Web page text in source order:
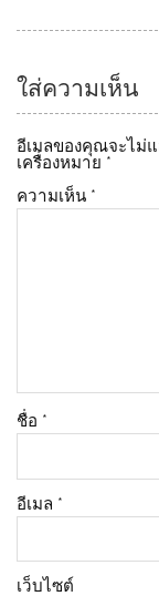
ใส่ความเห็น
อีเมลของคุณจะไม่
เครื่องหมาย *
ความเห็น *
ชื่อ *
อีเมล *
เว็บไซต์